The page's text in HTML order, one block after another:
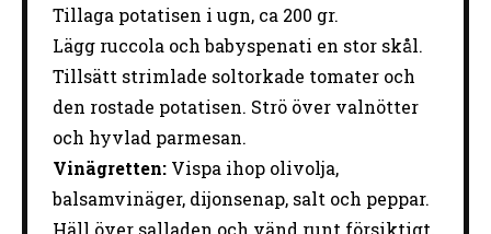
Tillaga potatisen i ugn, ca 200 gr.
Lägg ruccola och babyspenati en stor skål.
Tillsätt strimlade soltorkade tomater och
den rostade potatisen. Strö över valnötter
och hyvlad parmesan.
Vinägretten: Vispa ihop olivolja,
balsamvinäger, dijonsenap, salt och peppar.
Häll över salladen och vänd runt försiktigt.